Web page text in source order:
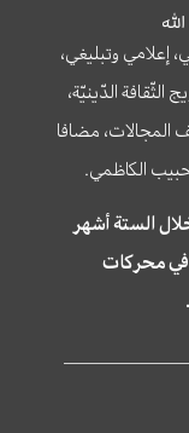
إعلامي وتبليغي،
الدّينيّة،
مضافا
الكاظمي.
سراج ٤,٨٠٠,٠٠٠ مرة خلال الستة أشهر
في محركات